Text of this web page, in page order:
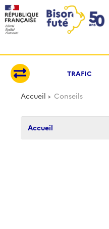
TRAFIC
Accueil Conseils
Accueil
Panneau de gestion des cookies